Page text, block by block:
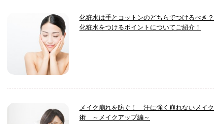
化粧水は手とコットンのどちらでつけるべき？
化粧水をつけるポイントについてご紹介！
メイク崩れを防ぐ！ 汗に強く崩れないメイク
術 ～メイクアップ編～